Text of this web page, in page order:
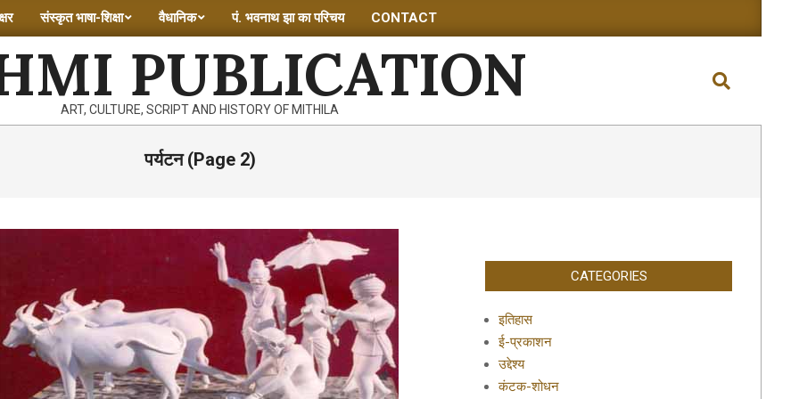
संस्कृत भाषा-शिक्षा वैधानिक पं. भवनाथ झा का परिचय CONTACT
PUBLICATION
ART, CULTURE, SCRIPT AND HISTORY OF MITHILA
Search
पर्यटन(Page 2)
CATEGORIES
इतिहास
ई-प्रकाशन
उद्देश्य
कंटक-शोधन